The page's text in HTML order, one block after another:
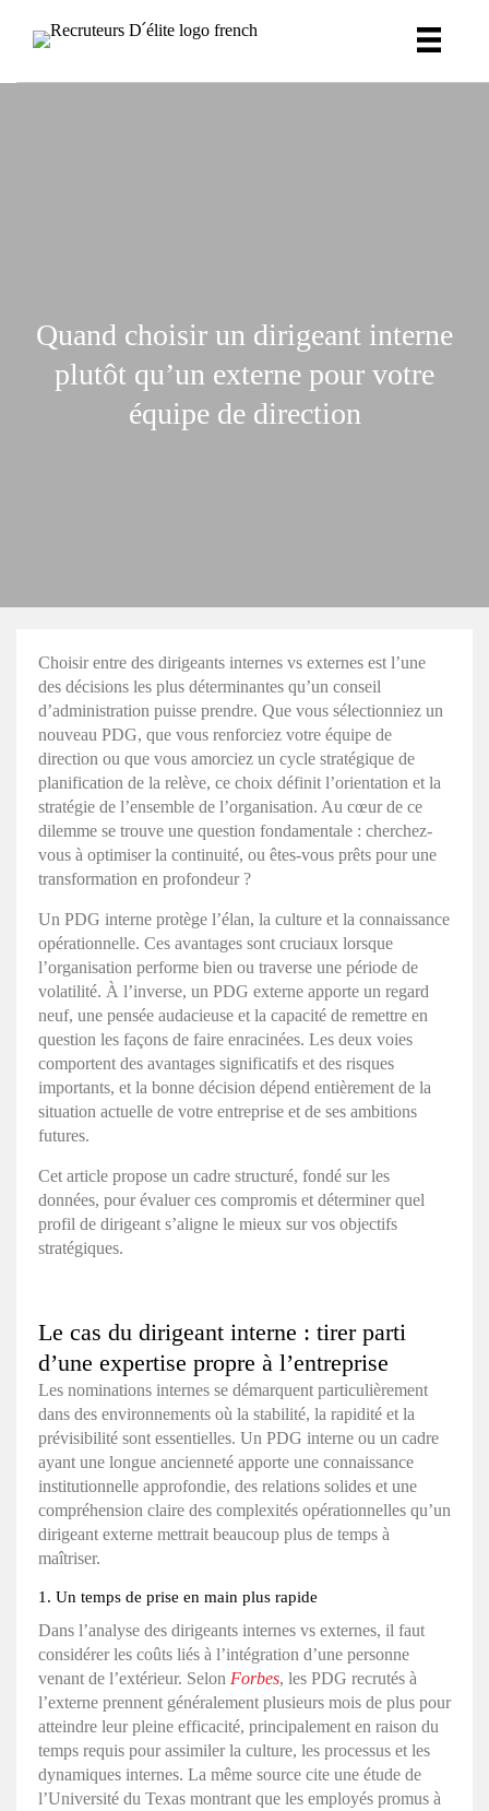
Quand choisir un dirigeant interne
plutôt qu’un externe pour votre
équipe de direction
Choisir entre des dirigeants internes vs externes est l’une
des décisions les plus déterminantes qu’un conseil
d’administration puisse prendre. Que vous sélectionniez un
nouveau PDG, que vous renforciez votre équipe de
direction ou que vous amorciez un cycle stratégique de
planification de la relève, ce choix définit l’orientation et la
stratégie de l’ensemble de l’organisation. Au cœur de ce
dilemme se trouve une question fondamentale : cherchez-
vous à optimiser la continuité, ou êtes-vous prêts pour une
transformation en profondeur ?
Un PDG interne protège l’élan, la culture et la connaissance
opérationnelle. Ces avantages sont cruciaux lorsque
l’organisation performe bien ou traverse une période de
volatilité. À l’inverse, un PDG externe apporte un regard
neuf, une pensée audacieuse et la capacité de remettre en
question les façons de faire enracinées. Les deux voies
comportent des avantages significatifs et des risques
importants, et la bonne décision dépend entièrement de la
situation actuelle de votre entreprise et de ses ambitions
futures.
Cet article propose un cadre structuré, fondé sur les
données, pour évaluer ces compromis et déterminer quel
profil de dirigeant s’aligne le mieux sur vos objectifs
stratégiques.
Le cas du dirigeant interne : tirer parti
d’une expertise propre à l’entreprise
Les nominations internes se démarquent particulièrement
dans des environnements où la stabilité, la rapidité et la
prévisibilité sont essentielles. Un PDG interne ou un cadre
ayant une longue ancienneté apporte une connaissance
institutionnelle approfondie, des relations solides et une
compréhension claire des complexités opérationnelles qu’un
dirigeant externe mettrait beaucoup plus de temps à
maîtriser.
1. Un temps de prise en main plus rapide
Dans l’analyse des dirigeants internes vs externes, il faut
considérer les coûts liés à l’intégration d’une personne
venant de l’extérieur. Selon Forbes, les PDG recrutés à
l’externe prennent généralement plusieurs mois de plus pour
atteindre leur pleine efficacité, principalement en raison du
temps requis pour assimiler la culture, les processus et les
dynamiques internes. La même source cite une étude de
l’Université du Texas montrant que les employés promus à